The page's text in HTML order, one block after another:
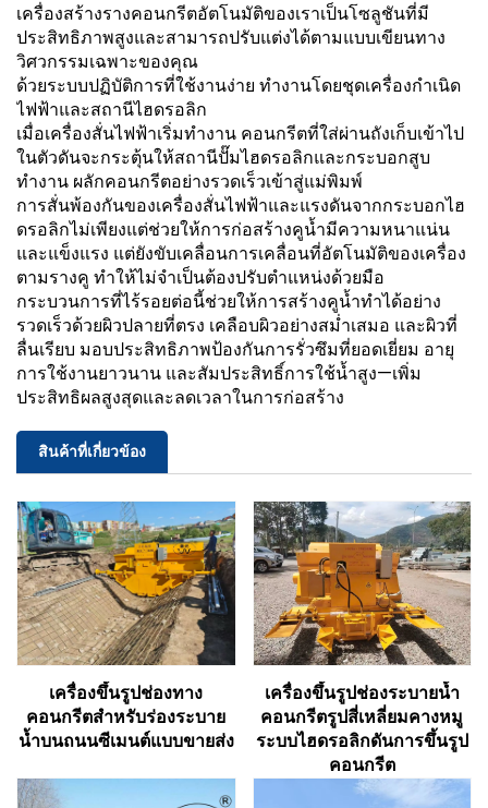
เครื่องสร้างรางคอนกรีตอัตโนมัติของเราเป็นโซลูชันที่มี
ประสิทธิภาพสูงและสามารถปรับแต่งได้ตามแบบเขียนทาง
วิศวกรรมเฉพาะของคุณ
ด้วยระบบปฏิบัติการที่ใช้งานง่าย ทำงานโดยชุดเครื่องกำเนิด
ไฟฟ้าและสถานีไฮดรอลิก
เมื่อเครื่องสั่นไฟฟ้าเริ่มทำงาน คอนกรีตที่ใส่ผ่านถังเก็บเข้าไป
ในตัวดันจะกระตุ้นให้สถานีปั๊มไฮดรอลิกและกระบอกสูบ
ทำงาน ผลักคอนกรีตอย่างรวดเร็วเข้าสู่แม่พิมพ์
การสั่นพ้องกันของเครื่องสั่นไฟฟ้าและแรงดันจากกระบอกไฮ
ดรอลิกไม่เพียงแต่ช่วยให้การก่อสร้างคูน้ำมีความหนาแน่น
และแข็งแรง แต่ยังขับเคลื่อนการเคลื่อนที่อัตโนมัติของเครื่อง
ตามรางคู ทำให้ไม่จำเป็นต้องปรับตำแหน่งด้วยมือ
กระบวนการที่ไร้รอยต่อนี้ช่วยให้การสร้างคูน้ำทำได้อย่าง
รวดเร็วด้วยผิวปลายที่ตรง เคลือบผิวอย่างสม่ำเสมอ และผิวที่
ลื่นเรียบ มอบประสิทธิภาพป้องกันการรั่วซึมที่ยอดเยี่ยม อายุ
การใช้งานยาวนาน และสัมประสิทธิ์การใช้น้ำสูง—เพิ่ม
ประสิทธิผลสูงสุดและลดเวลาในการก่อสร้าง
สินค้าที่เกี่ยวข้อง
เครื่องขึ้นรูปช่องทาง
คอนกรีตสำหรับร่องระบาย
น้ำบนถนนซีเมนต์แบบขายส่ง
เครื่องขึ้นรูปช่องระบายน้ำ
คอนกรีตรูปสี่เหลี่ยมคางหมู
ระบบไฮดรอลิกดันการขึ้นรูป
คอนกรีต